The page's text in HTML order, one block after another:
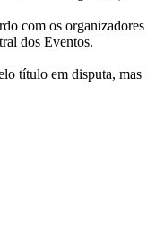
com os organizadores
dos Eventos.
título em disputa, mas